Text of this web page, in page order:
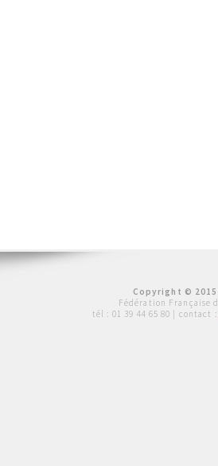
Copyright ©
Fédération Française
tél : 01 39 44 65 80 | contact :